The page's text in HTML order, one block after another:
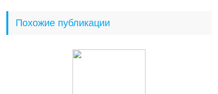
Похожие публикации